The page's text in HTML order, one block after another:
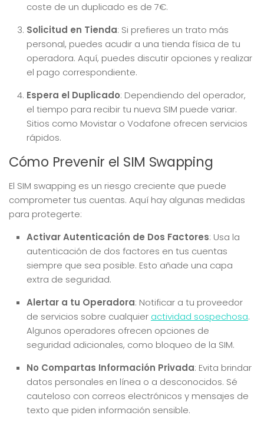
coste de un duplicado es de 7€.
Solicitud en Tienda: Si prefieres un trato más
personal, puedes acudir a una tienda física de tu
operadora. Aquí, puedes discutir opciones y realizar
el pago correspondiente.
Espera el Duplicado: Dependiendo del operador,
el tiempo para recibir tu nueva SIM puede variar.
Sitios como Movistar o Vodafone ofrecen servicios
rápidos.
Cómo Prevenir el SIM Swapping
El SIM swapping es un riesgo creciente que puede
comprometer tus cuentas. Aquí hay algunas medidas
para protegerte:
Activar Autenticación de Dos Factores: Usa la
autenticación de dos factores en tus cuentas
siempre que sea posible. Esto añade una capa
extra de seguridad.
Alertar a tu Operadora: Notificar a tu proveedor
de servicios sobre cualquier actividad sospechosa.
Algunos operadores ofrecen opciones de
seguridad adicionales, como bloqueo de la SIM.
No Compartas Información Privada: Evita brindar
datos personales en línea o a desconocidos. Sé
cauteloso con correos electrónicos y mensajes de
texto que piden información sensible.